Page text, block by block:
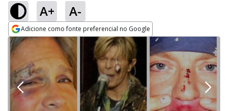
A+ A-
Adicione como fonte preferencial no Google
Opens in new window